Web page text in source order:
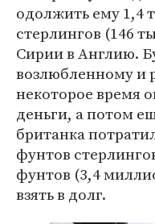
одолжить ему 1,4
стерлингов (146
Сирии в Англию.
возлюбленному и
некоторое время
деньги, а потом
британка
фунтов
фунтов (3,4
взять в долг.